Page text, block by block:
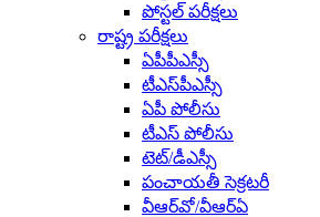
పోస్టల్‌ పరీక్షలు
రాష్ట్ర పరీక్షలు
ఏపీపీఎస్సీ
టీఎస్‌పీఎస్సీ
ఏపీ పోలీసు
టీఎస్‌ పోలీసు
టెట్‌/డీఎస్సీ
పంచాయతీ సెక్రటరీ
వీఆర్‌వో/వీఆర్‌ఏ